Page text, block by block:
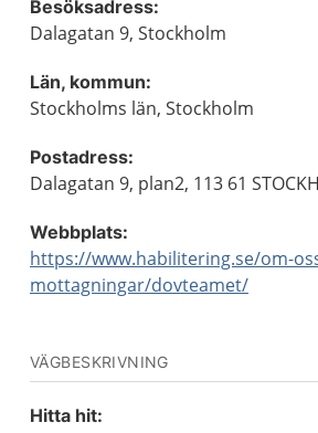
Besöksadress:
Dalagatan 9, Stockholm
Län, kommun:
Stockholms län, Stockholm
Postadress:
Dalagatan 9, plan2, 113 61
Webbplats:
https://www.habilitering.se/om-
mottagningar/dovteamet/
VÄGBESKRIVNING
Hitta hit: